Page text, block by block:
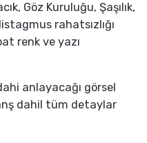
Göz Kuruluğu, Şaşılık,
rahatsızlığı
renk ve yazı
anlayacağı görsel
dahil tüm detaylar